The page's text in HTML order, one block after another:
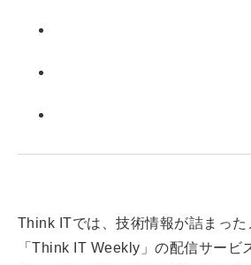
Think ITでは、技術情報が詰まった
「Think IT Weekly」の配信サービ